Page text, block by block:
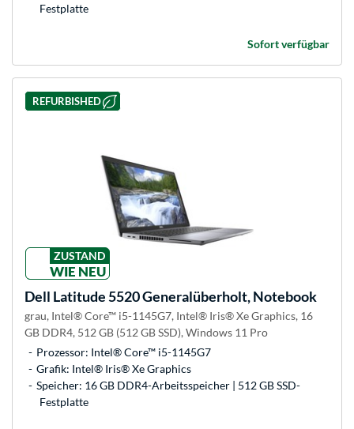
Festplatte
Sofort verfügbar
REFURBISHED
ZUSTAND
WIE NEU
Dell Latitude 5520 Generalüberholt, Notebook
grau, Intel® Core™ i5-1145G7, Intel® Iris® Xe Graphics, 16
GB DDR4, 512 GB (512 GB SSD), Windows 11 Pro
Prozessor: Intel® Core™ i5-1145G7
Grafik: Intel® Iris® Xe Graphics
Speicher: 16 GB DDR4-Arbeitsspeicher | 512 GB SSD-
Festplatte